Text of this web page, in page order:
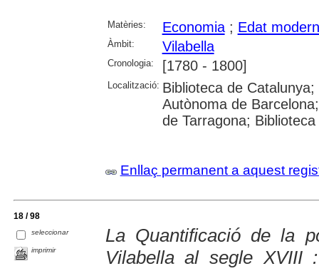
Matèries: Economia; Edat
Àmbit: Vilabella
Cronologia: [1780 - 1800]
Localització: Biblioteca de
Autònoma de
de Tarragona;
Enllaç permanent a aquest
18 / 98
seleccionar
imprimir
La Quantificació de la
Vilabella al segle XVIII